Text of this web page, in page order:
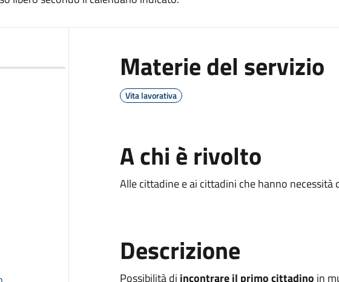
Materie del servizio
Vita lavorativa
A chi è rivolto
Alle cittadine e ai cittadini che hanno
Descrizione
Possibilità di incontrare il primo cittadino in